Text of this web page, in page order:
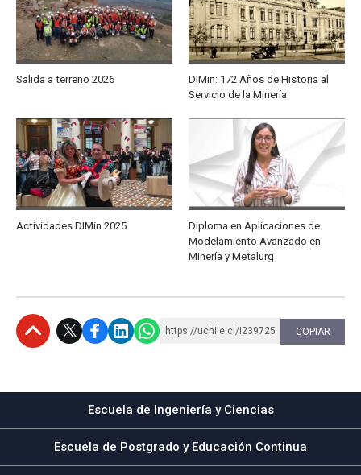
Salida a terreno 2026
DIMin: 172 Años de Historia al
Servicio de la Minería
Actividades DIMin 2025
Diploma en Aplicaciones de
Modelamiento Avanzado en
Minería y Metalurg
https://uchile.cl/i239725 COPIAR
Escuela de Ingeniería y Ciencias
Escuela de Postgrado y Educación Continua